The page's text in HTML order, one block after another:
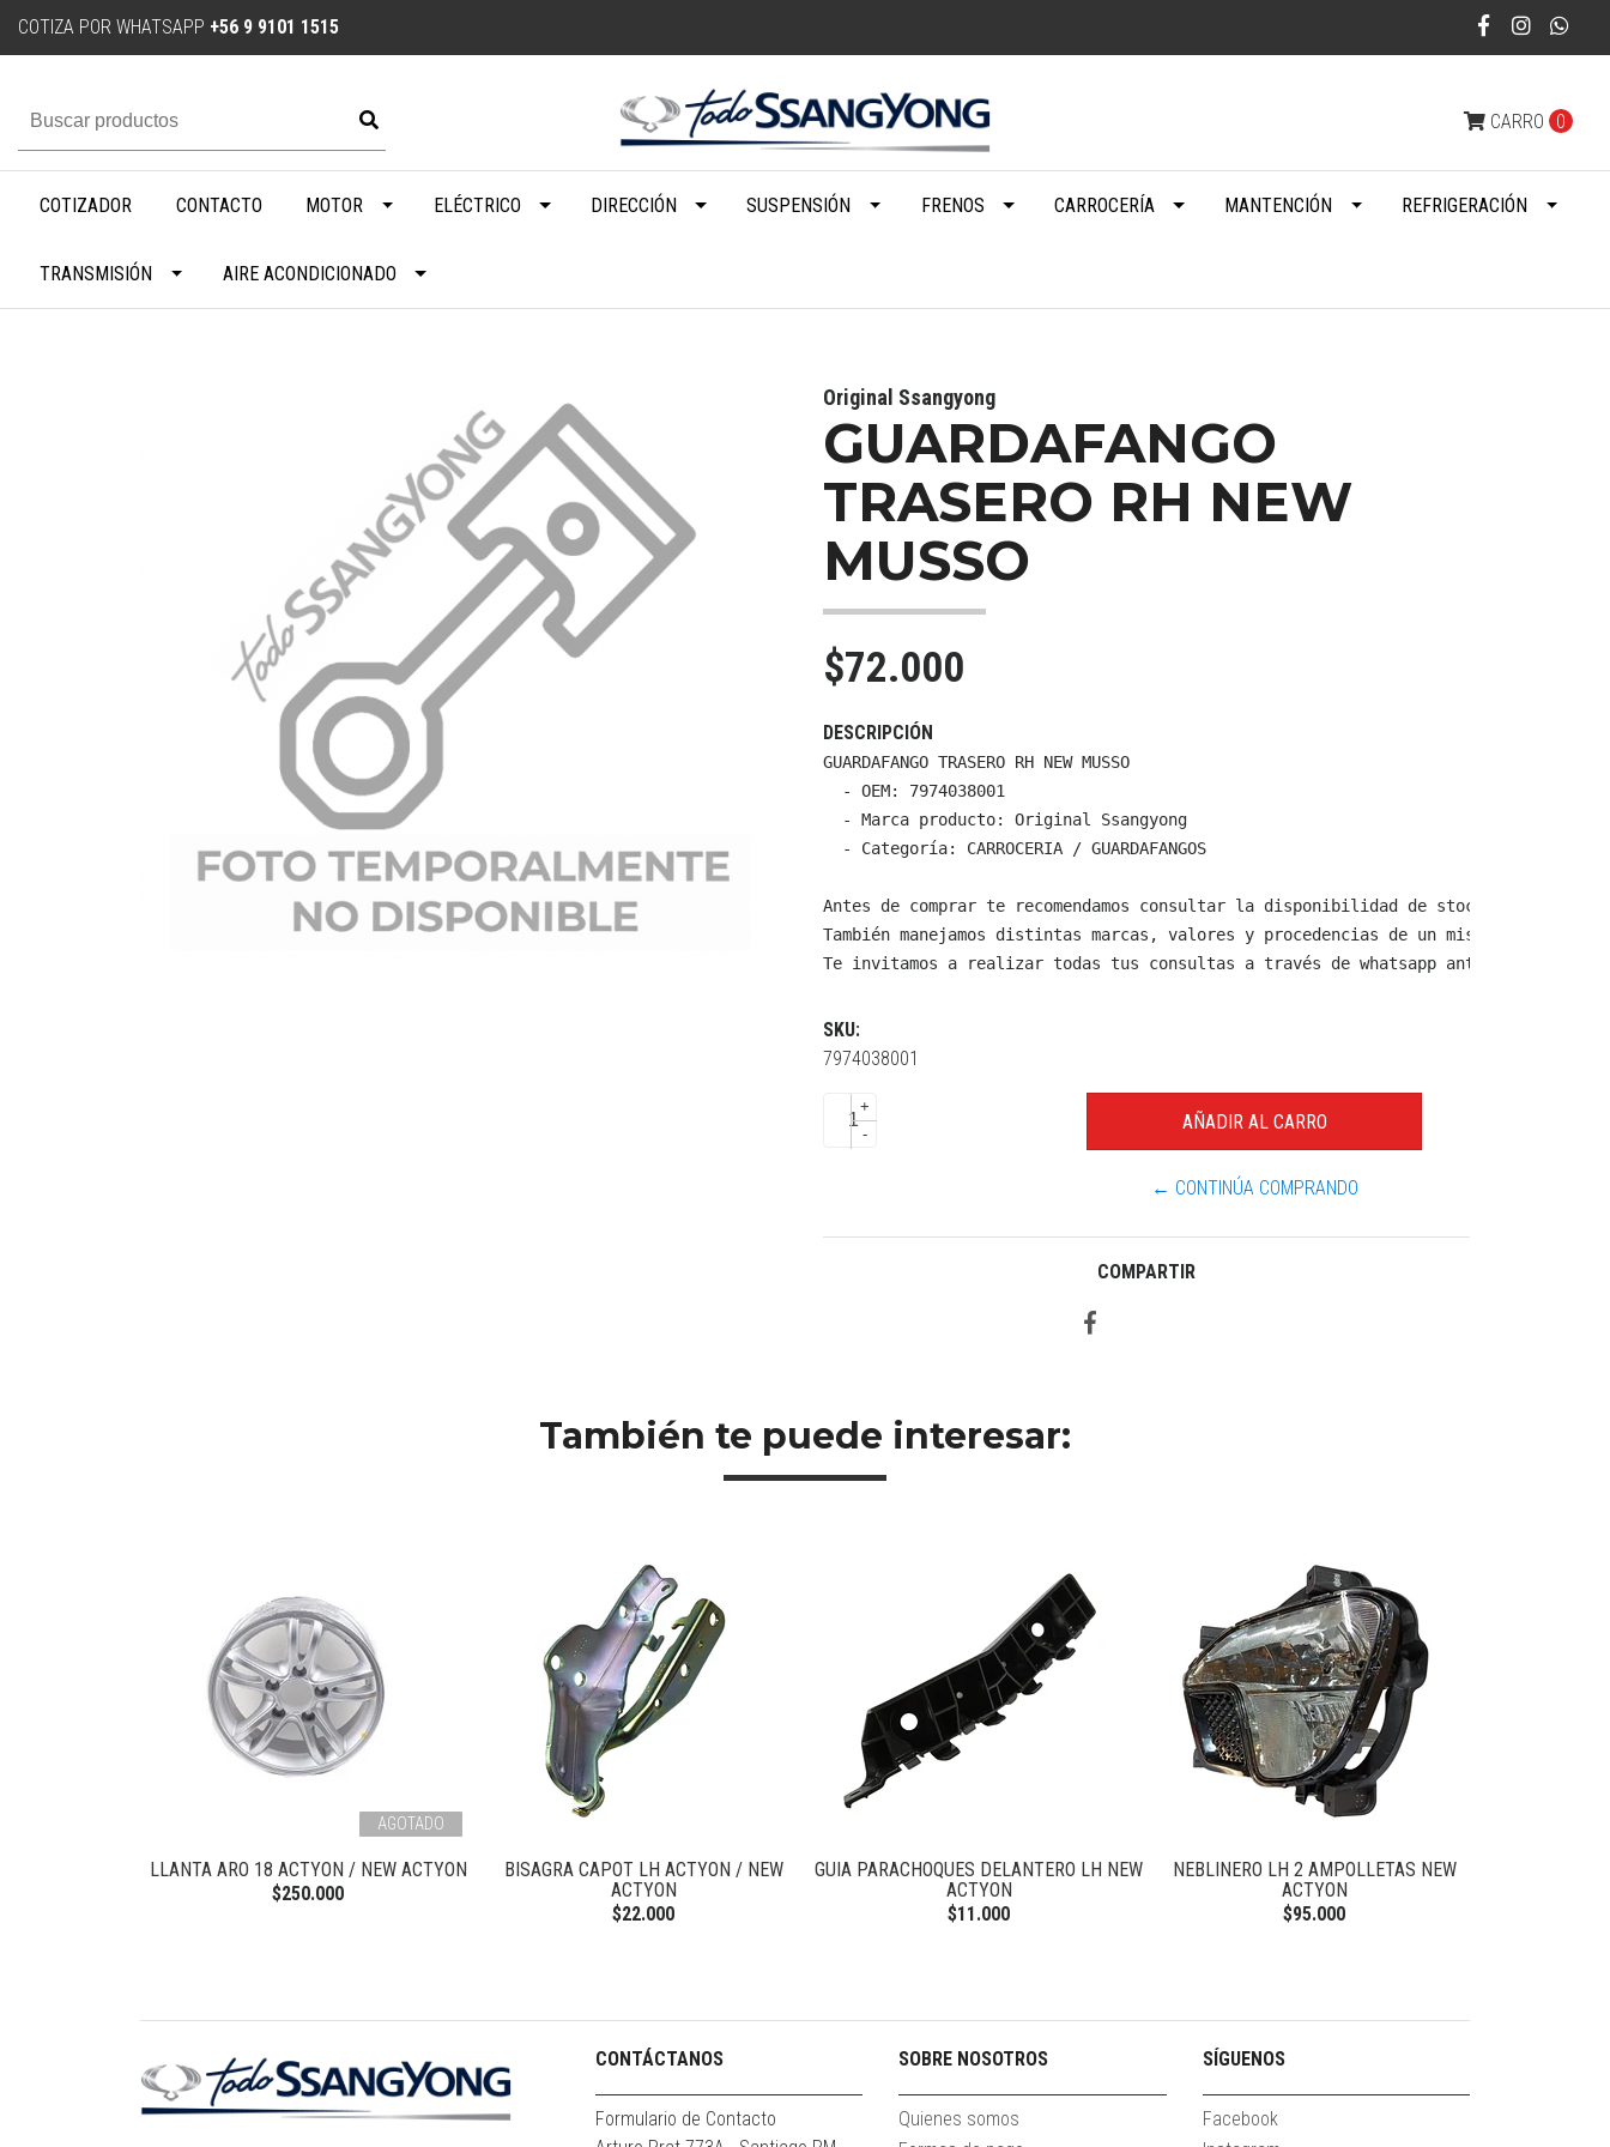
COTIZA POR WHATSAPP +56 9 9101 1515
CARRO 0
COTIZADOR CONTACTO MOTOR ELÉCTRICO DIRECCIÓN SUSPENSIÓN FRENOS CARROCERÍA MANTENCIÓN REFRIGERACIÓN
TRANSMISIÓN AIRE ACONDICIONADO
Original Ssangyong
GUARDAFANGO
TRASERO RH NEW
MUSSO
$72.000
DESCRIPCIÓN
GUARDAFANGO TRASERO RH NEW MUSSO
  - OEM: 7974038001
  - Marca producto: Original Ssangyong
  - Categoría: CARROCERIA / GUARDAFANGOS
Antes de comprar te recomendamos consultar la disponibilidad de stock y
También manejamos distintas marcas, valores y procedencias de un mismo producto.
Te invitamos a realizar todas tus consultas a través de whatsapp antes de
SKU:
7974038001
+
-
← CONTINÚA COMPRANDO
COMPARTIR
También te puede interesar:
AGOTADO
LLANTA ARO 18 ACTYON / NEW ACTYON
$250.000
BISAGRA CAPOT LH ACTYON / NEW
ACTYON
$22.000
GUIA PARACHOQUES DELANTERO LH NEW
ACTYON
$11.000
NEBLINERO LH 2 AMPOLLETAS NEW
ACTYON
$95.000
CONTÁCTANOS
Formulario de Contacto
SOBRE NOSOTROS
Quienes somos
SÍGUENOS
Facebook